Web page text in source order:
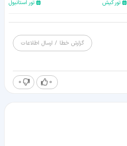
تور کیش تور استانبول
گزارش خطا / ارسال اطلاعات
0
0